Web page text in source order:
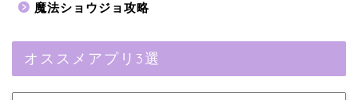
魔法ショウジョ攻略
オススメアプリ3選